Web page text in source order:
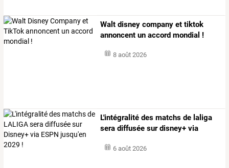
Walt disney company et tiktok
annoncent un accord mondial !
8 août 2026
L'intégralité des matchs de laliga
sera diffusée surdisney+ via
6 août 2026